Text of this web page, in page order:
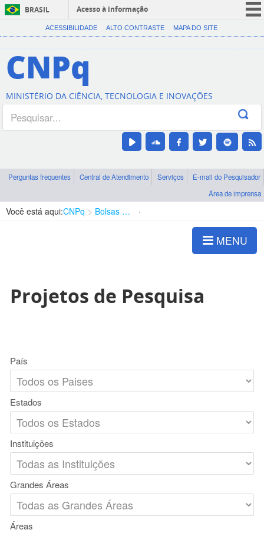
BRASIL
Acesso à informação
CORONAVÍRUS (COVID-19)
Canais
ACESSIBILIDADE ALTO CONTRASTE MAPA DO SITE
CNPq
MINISTÉRIO DA CIÊNCIA, TECNOLOGIA E INOVAÇÕES
Perguntas frequentes Central de Atendimento Serviços
E-mail do Pesquisador
Área de imprensa
Você está aqui:CNPq Bolsas e Auxílios Vigentes
MENU
Projetos de Pesquisa
País
Estados
Instituições
Grandes Áreas
Áreas